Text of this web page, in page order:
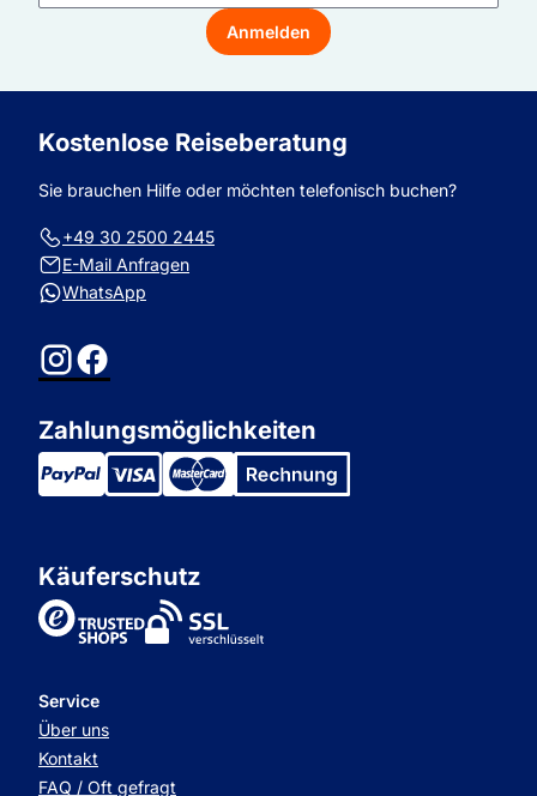
E-
Mail-
Adresse
Anmelden
Kostenlose Reiseberatung
Sie brauchen Hilfe oder möchten telefonisch buchen?
+49 30 2500 2445
E-Mail Anfragen
WhatsApp
InstagramFacebook
Zahlungsmöglichkeiten
Käuferschutz
TrustedShops
Service
Über uns
Kontakt
FAQ / Oft gefragt